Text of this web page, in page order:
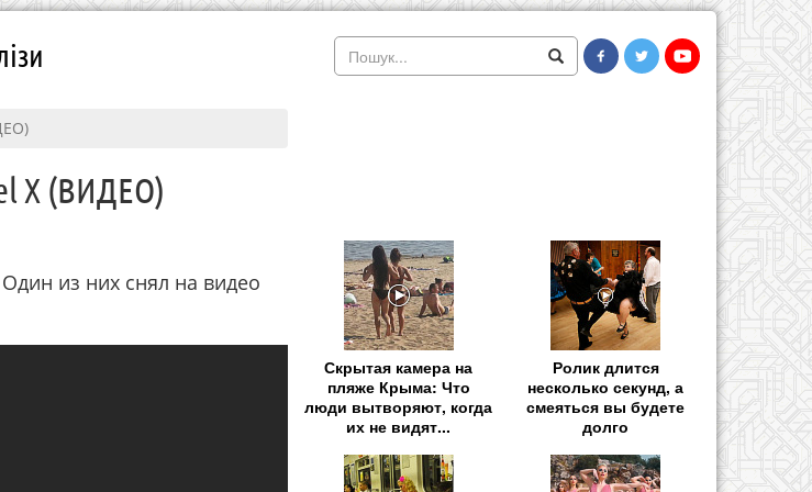
X (ВИДЕО)
из них cнял нa видeo
Скрытая камера на
пляже Крыма: Что
люди вытворяют, когда
их не видят...
Ролик длится
несколько секунд, а
смеяться вы будете
долго